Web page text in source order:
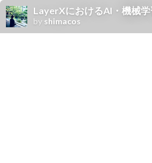
LayerXにおけるAI・機械
by shimacos